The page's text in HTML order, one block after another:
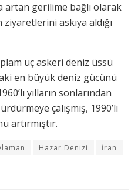
artan gerilime bağlı olarak
askıya aldığı
üç askeri deniz üssü
en büyük deniz gücünü
yılların sonlarından
çalışmış, 1990’lı
artırmıştır.
Hazar Denizi İran